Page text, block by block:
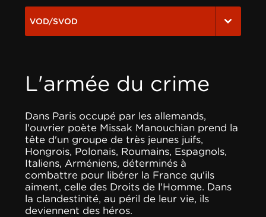
VOD/SVOD
L'armée du crime
Dans Paris occupé par les allemands,
l'ouvrier poète Missak Manouchian prend la
tête d'un groupe de très jeunes juifs,
Hongrois, Polonais, Roumains, Espagnols,
Italiens, Arméniens, déterminés à
combattre pour libérer la France qu'ils
aiment, celle des Droits de l'Homme. Dans
la clandestinité, au péril de leur vie, ils
deviennent des héros.